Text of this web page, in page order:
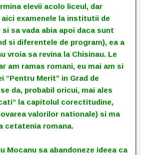
elevii acolo liceul, dar
examenele la institutii de
sa vada abia apoi daca sunt
si diferentele de program), ea a
vroia sa revina la Chisinau. Le
am ramas romani, eu mai am si
“Pentru Merit” in Grad de
da, probabil oricui, mai ales
la capitolul corectitudine,
valorilor nationale) si ma
cetatenia romana.
Mocanu sa abandoneze ideea ca